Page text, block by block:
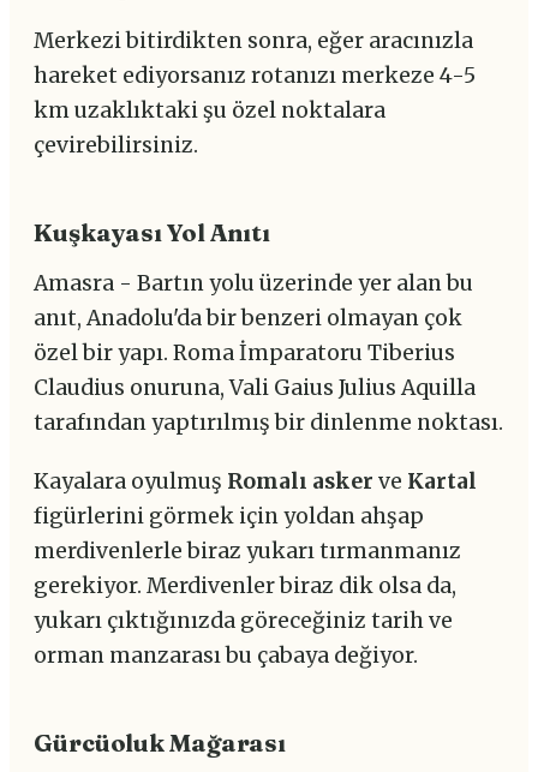
Merkezi bitirdikten sonra, eğer aracınızla
hareket ediyorsanız rotanızı merkeze 4-5
km uzaklıktaki şu özel noktalara
çevirebilirsiniz.
Kuşkayası Yol Anıtı
Amasra - Bartın yolu üzerinde yer alan bu
anıt, Anadolu'da bir benzeri olmayan çok
özel bir yapı. Roma İmparatoru Tiberius
Claudius onuruna, Vali Gaius Julius Aquilla
tarafından yaptırılmış bir dinlenme noktası.
Kayalara oyulmuş Romalı asker ve Kartal
figürlerini görmek için yoldan ahşap
merdivenlerle biraz yukarı tırmanmanız
gerekiyor. Merdivenler biraz dik olsa da,
yukarı çıktığınızda göreceğiniz tarih ve
orman manzarası bu çabaya değiyor.
Gürcüoluk Mağarası